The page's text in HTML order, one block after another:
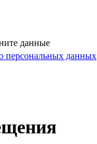
данные
персональных данных